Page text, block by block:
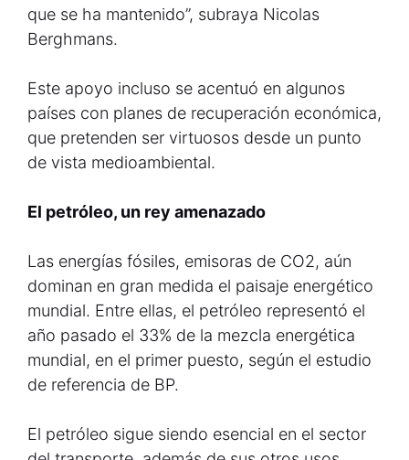
que se ha mantenido”, subraya Nicolas
Berghmans.
Este apoyo incluso se acentuó en algunos
países con planes de recuperación económica,
que pretenden ser virtuosos desde un punto
de vista medioambiental.
El petróleo, un rey amenazado
Las energías fósiles, emisoras de CO2, aún
dominan en gran medida el paisaje energético
mundial. Entre ellas, el petróleo representó el
año pasado el 33% de la mezcla energética
mundial, en el primer puesto, según el estudio
de referencia de BP.
El petróleo sigue siendo esencial en el sector